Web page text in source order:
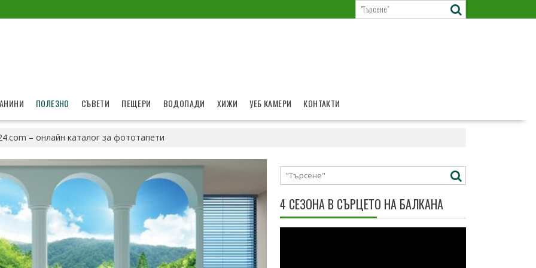
ПОЛЕЗНО СЪВЕТИ ПЕЩЕРИ ВОДОПАДИ ХИЖИ УЕБ КАМЕРИ КОНТАКТИ
– онлайн каталог за фототапети
4 СЕЗОНА В СЪРЦЕТО НА БАЛКАНА